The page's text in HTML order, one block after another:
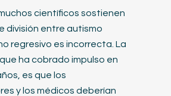
científicos sostienen
división entre autismo
regresivo es incorrecta. La
ha cobrado impulso en
es que los
y los médicos deberían